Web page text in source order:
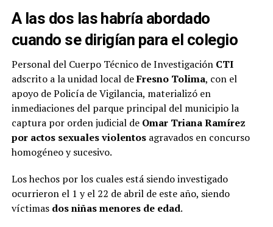
A las dos las habría abordado
cuando se dirigían para el colegio
Personal del Cuerpo Técnico de Investigación CTI
adscrito a la unidad local deFresno Tolima, con el
apoyo de Policía de Vigilancia, materializó en
inmediaciones del parque principal del municipio la
captura por orden judicial de Omar Triana Ramírez
por actos sexuales violentosagravados en concurso
homogéneo y sucesivo.
Los hechos por los cuales está siendo investigado
ocurrieron el 1 y el 22 de abril de este año, siendo
víctimas dos niñas menores de edad.